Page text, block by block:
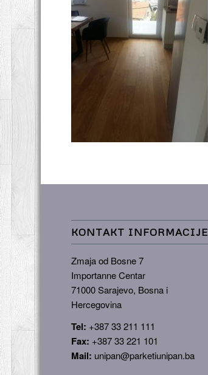
KONTAKT INFORMACIJE
Zmaja od Bosne 7
Importanne Centar
71000 Sarajevo, Bosna i
Hercegovina
Tel: +387 33 211 111
Fax: +387 33 221 101
Mail: unipan@parketiunipan.ba